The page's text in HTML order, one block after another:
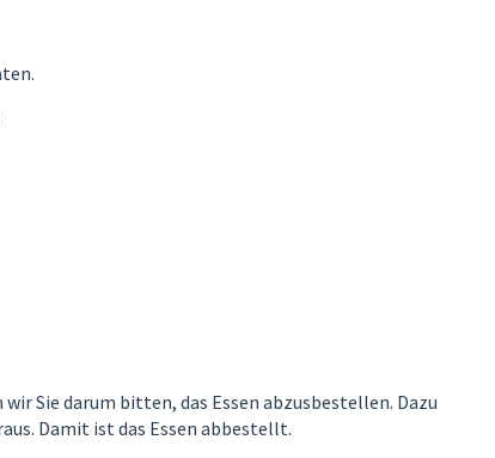
Sie darum bitten, das Essen abzusbestellen. Dazu
Damit ist das Essen abbestellt.